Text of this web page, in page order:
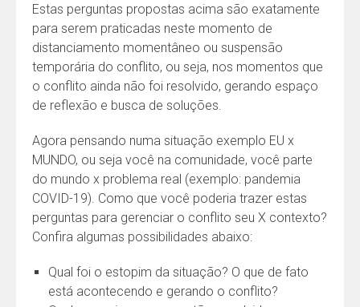
Estas perguntas propostas acima são exatamente
para serem praticadas neste momento de
distanciamento momentâneo ou suspensão
temporária do conflito, ou seja, nos momentos que
o conflito ainda não foi resolvido, gerando espaço
de reflexão e busca de soluções.
Agora pensando numa situação exemplo EU x
MUNDO, ou seja você na comunidade, você parte
do mundo x problema real (exemplo: pandemia
COVID-19). Como que você poderia trazer estas
perguntas para gerenciar o conflito seu X contexto?
Confira algumas possibilidades abaixo:
Qual foi o estopim da situação? O que de fato
está acontecendo e gerando o conflito?